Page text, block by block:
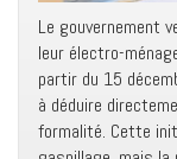
Le gouvernement
leur électro-
partir du 15
à déduire
formalité. Cette